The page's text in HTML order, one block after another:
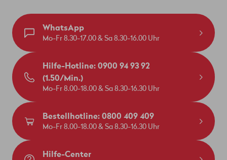
WhatsApp
Mo-Fr 8.30-17.00 & Sa 8.30-16.00 Uhr
Hilfe-Hotline: 0900 94 93 92
(1.50/Min.)
Mo-Fr 8.00-18.00 & Sa 8.30-16.30 Uhr
Bestellhotline: 0800 409 409
Mo-Fr 8.00-18.00 & Sa 8.30-16.30 Uhr
Hilfe-Center